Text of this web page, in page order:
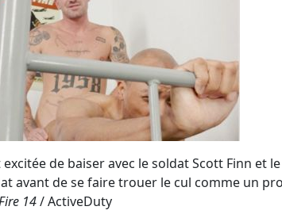
de baiser avec le soldat Scott Finn et le
avant de se faire trouer le cul comme un pro !
14/ ActiveDuty